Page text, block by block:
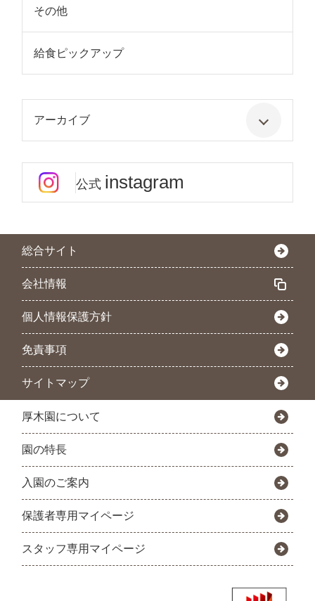
その他
給食ピックアップ
アーカイブ
公式 instagram
総合サイト
会社情報
個人情報保護方針
免責事項
サイトマップ
厚木園について
園の特長
入園のご案内
保護者専用マイページ
スタッフ専用マイページ